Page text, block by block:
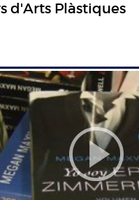
d'Arts Plàstiques